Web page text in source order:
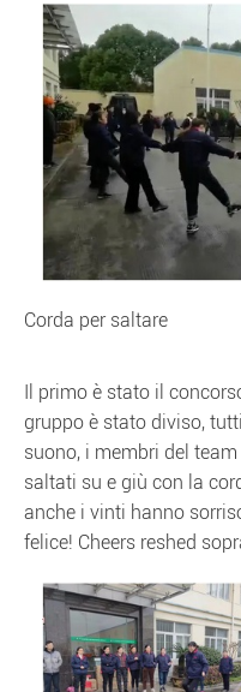
Corda per saltare
Il primo è stato il
gruppo è stato diviso,
suono, i membri del
saltati su e giù con la
anche i vinti hanno
felice! Cheers reshed